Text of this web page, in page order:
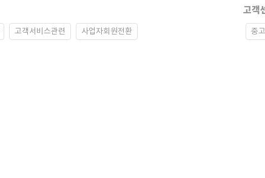
고객서비스관련 사업자회원전환
고객
중